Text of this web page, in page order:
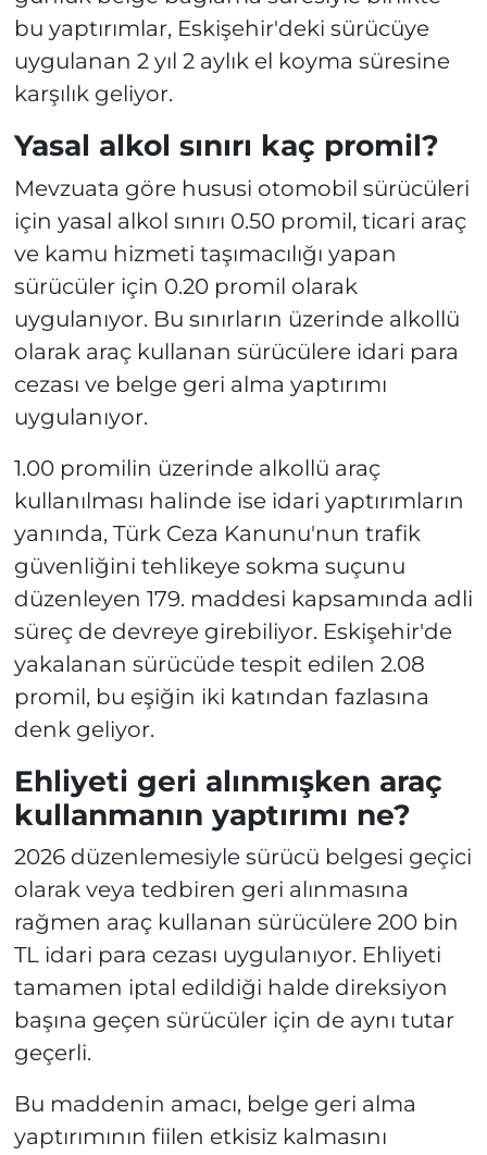
bu yaptırımlar, Eskişehir'deki sürücüye
uygulanan 2 yıl 2 aylık el koyma süresine
karşılık geliyor.
Yasal alkol sınırı kaç promil?
Mevzuata göre hususi otomobil sürücüleri
için yasal alkol sınırı 0.50 promil, ticari araç
ve kamu hizmeti taşımacılığı yapan
sürücüler için 0.20 promil olarak
uygulanıyor. Bu sınırların üzerinde alkollü
olarak araç kullanan sürücülere idari para
cezası ve belge geri alma yaptırımı
uygulanıyor.
1.00 promilin üzerinde alkollü araç
kullanılması halinde ise idari yaptırımların
yanında, Türk Ceza Kanunu'nun trafik
güvenliğini tehlikeye sokma suçunu
düzenleyen 179. maddesi kapsamında adli
süreç de devreye girebiliyor. Eskişehir'de
yakalanan sürücüde tespit edilen 2.08
promil, bu eşiğin iki katından fazlasına
denk geliyor.
Ehliyeti geri alınmışken araç
kullanmanın yaptırımı ne?
2026 düzenlemesiyle sürücü belgesi geçici
olarak veya tedbiren geri alınmasına
rağmen araç kullanan sürücülere 200 bin
TL idari para cezası uygulanıyor. Ehliyeti
tamamen iptal edildiği halde direksiyon
başına geçen sürücüler için de aynı tutar
geçerli.
Bu maddenin amacı, belge geri alma
yaptırımının fiilen etkisiz kalmasını